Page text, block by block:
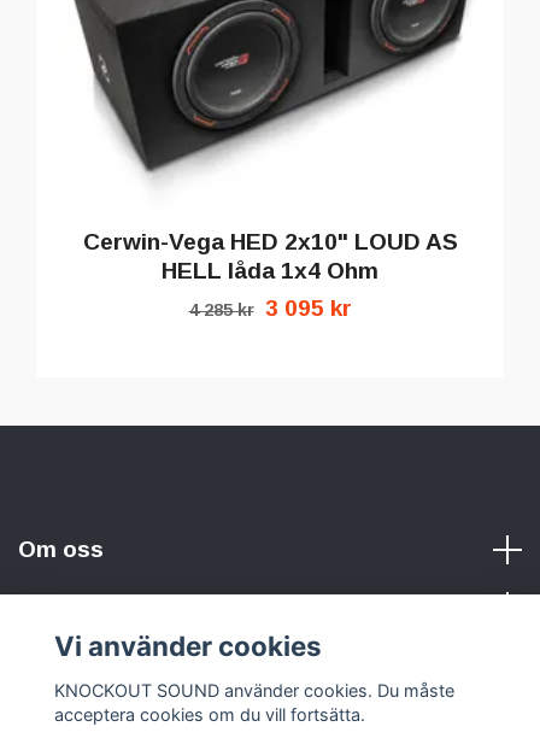
Cerwin-Vega HED 2x10" LOUD AS
HELL låda 1x4 Ohm
4 285 kr 3 095 kr
Om oss
Sociala medier
Vi använder cookies
KNOCKOUT SOUND använder cookies. Du måste
acceptera cookies om du vill fortsätta.